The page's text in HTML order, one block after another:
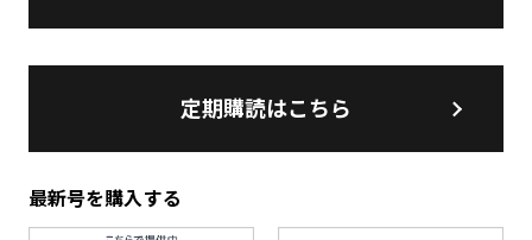
定期購読はこちら
最新号を購入する